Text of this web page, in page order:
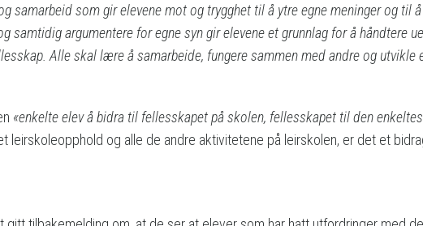
samarbeid som gir elevene mot og trygghet til å ytre egne meninger og til
samtidig argumentere for egne syn gir elevene et grunnlag for å håndtere
Alle skal lære å samarbeide, fungere sammen med andre og utvikle
«enkelte elev å bidra til fellesskapet på skolen, fellesskapet til den
leirskoleopphold og alle de andre aktivitetene på leirskolen, er det et